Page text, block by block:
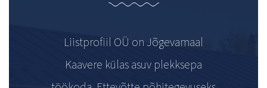
Liistprofiil OÜ on Jõgevamaal
Kaavere külas asuv plekksepa